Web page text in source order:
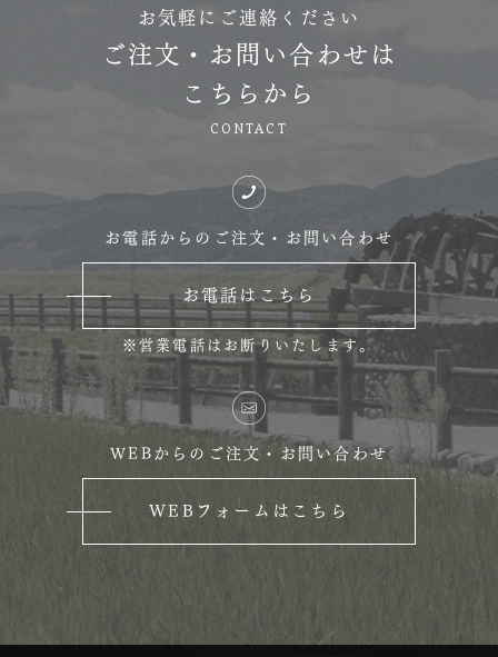
お気軽にご連絡ください
ご注文・お問い合わせは
こちらから
CONTACT
お電話からのご注文・お問い合わせ
お電話はこちら
※営業電話はお断りいたします。
WEBからのご注文・お問い合わせ
WEBフォームはこちら